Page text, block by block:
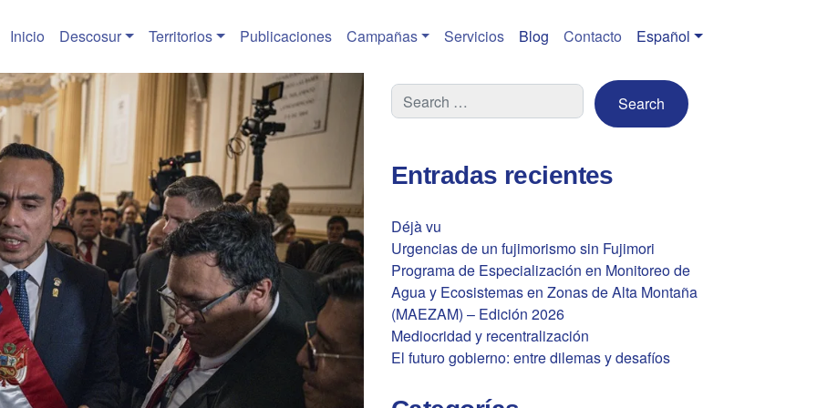
Inicio Descosur Territorios Publicaciones Campañas Servicios Blog Contacto Español
Entradas recientes
Déjà vu
Urgencias de un fujimorismo sin Fujimori
Programa de Especialización en Monitoreo de
Agua y Ecosistemas en Zonas de Alta Montaña
(MAEZAM) – Edición 2026
Mediocridad y recentralización
El futuro gobierno: entre dilemas y desafíos